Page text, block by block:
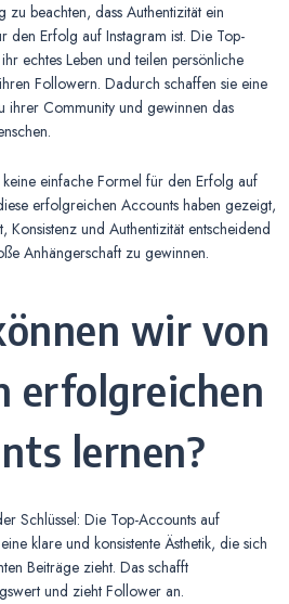
zu beachten, dass Authentizität ein
den Erfolg auf Instagram ist. Die Top-
echtes Leben und teilen persönliche
Followern. Dadurch schaffen sie eine
ihrer Community und gewinnen das
keine einfache Formel für den Erfolg auf
erfolgreichen Accounts haben gezeigt,
Konsistenz und Authentizität entscheidend
Anhängerschaft zu gewinnen.
wir von
erfolgreichen
lernen?
Schlüssel: Die Top-Accounts auf
klare und konsistente Ästhetik, die sich
Beiträge zieht. Das schafft
und zieht Follower an.